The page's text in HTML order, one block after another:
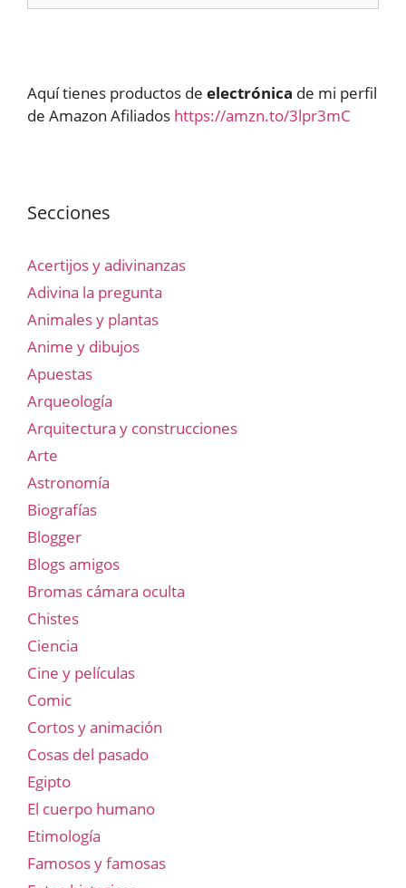
Aquí tienes productos de electrónica de mi perfil
de Amazon Afiliados https://amzn.to/3lpr3mC
Secciones
Acertijos y adivinanzas
Adivina la pregunta
Animales y plantas
Anime y dibujos
Apuestas
Arqueología
Arquitectura y construcciones
Arte
Astronomía
Biografías
Blogger
Blogs amigos
Bromas cámara oculta
Chistes
Ciencia
Cine y películas
Comic
Cortos y animación
Cosas del pasado
Egipto
El cuerpo humano
Etimología
Famosos y famosas